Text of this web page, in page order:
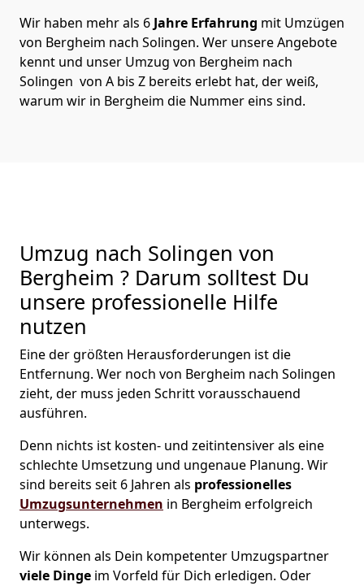
Wir haben mehr als 6 Jahre Erfahrung mit Umzügen
von Bergheim nach Solingen. Wer unsere Angebote
kennt und unser Umzug von Bergheim nach
Solingen von A bis Z bereits erlebt hat, der weiß,
warum wir in Bergheim die Nummer eins sind.
Umzug nach Solingen von
Bergheim ? Darum solltest Du
unsere professionelle Hilfe
nutzen
Eine der größten Herausforderungen ist die
Entfernung. Wer noch von Bergheim nach Solingen
zieht, der muss jeden Schritt vorausschauend
ausführen.
Denn nichts ist kosten- und zeitintensiver als eine
schlechte Umsetzung und ungenaue Planung. Wir
sind bereits seit 6 Jahren als professionelles
Umzugsunternehmen in Bergheim erfolgreich
unterwegs.
Wir können als Dein kompetenter Umzugspartner
viele Dinge im Vorfeld für Dich erledigen. Oder